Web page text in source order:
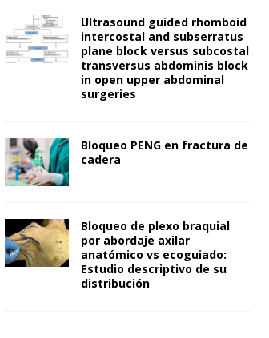
Ultrasound guided rhomboid
intercostal and subserratus
plane block versus subcostal
transversus abdominis block
in open upper abdominal
surgeries
Bloqueo PENG en fractura de
cadera
Bloqueo de plexo braquial
por abordaje axilar
anatómico vs ecoguiado:
Estudio descriptivo de su
distribución